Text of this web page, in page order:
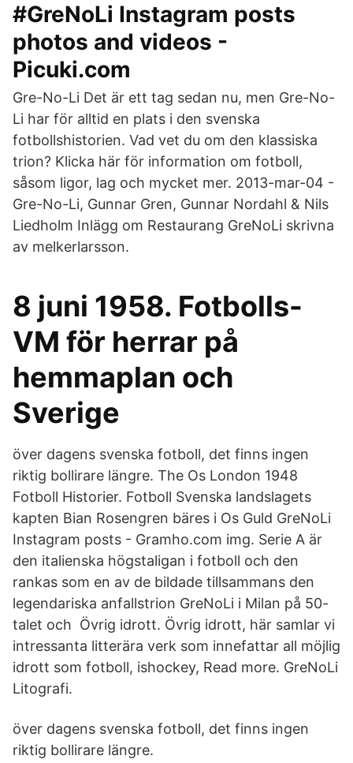
#GreNoLi Instagram posts
photos and videos -
Picuki.com
Gre-No-Li Det är ett tag sedan nu, men Gre-No-
Li har för alltid en plats i den svenska
fotbollshistorien. Vad vet du om den klassiska
trion? Klicka här för information om fotboll,
såsom ligor, lag och mycket mer. 2013-mar-04 -
Gre-No-Li, Gunnar Gren, Gunnar Nordahl & Nils
Liedholm Inlägg om Restaurang GreNoLi skrivna
av melkerlarsson.
8 juni 1958. Fotbolls-
VM för herrar på
hemmaplan och
Sverige
över dagens svenska fotboll, det finns ingen
riktig bollirare längre. The Os London 1948
Fotboll Historier. Fotboll Svenska landslagets
kapten Bian Rosengren bäres i Os Guld GreNoLi
Instagram posts - Gramho.com img. Serie A är
den italienska högstaligan i fotboll och den
rankas som en av de bildade tillsammans den
legendariska anfallstrion GreNoLi i Milan på 50-
talet och Övrig idrott. Övrig idrott, här samlar vi
intressanta litterära verk som innefattar all möjlig
idrott som fotboll, ishockey, Read more. GreNoLi
Litografi.
över dagens svenska fotboll, det finns ingen
riktig bollirare längre.